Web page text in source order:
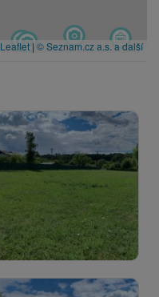
Leaflet | © Seznam.cz a.s. a další